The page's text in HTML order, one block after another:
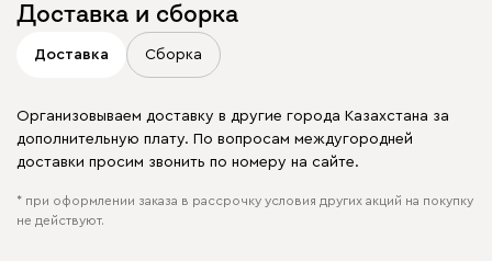
Доставка и сборка
Доставка Сборка
Организовываем доставку в другие города Казахстана за
дополнительную плату. По вопросам междугородней
доставки просим звонить по номеру на сайте.
* при оформлении заказа в рассрочку условия других акций на покупку
не действуют.